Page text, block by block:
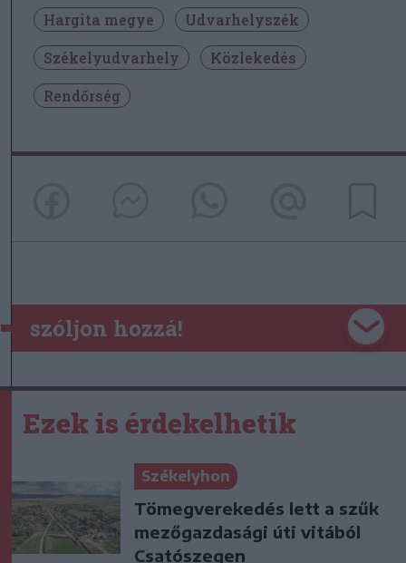
Hargita megye
Udvarhelyszék
Székelyudvarhely
Közlekedés
Rendőrség
szóljon hozzá!
Ezek is érdekelhetik
Székelyhon
Tömegverekedés lett a szűk
mezőgazdasági úti vitából
Csatószegen